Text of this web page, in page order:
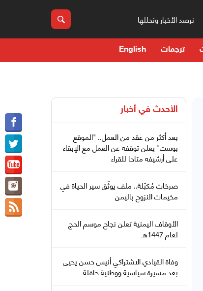
نرصد الأخبار ونحللها
ترجمات English
الأحدث في أخبار
بعد أكثر من عقد من العمل.. "الموقع
بوست" يعلن توقفه عن العمل مع الإبقاء
على أرشيفه متاحا للقراء
صرخات مُكبّلة.. ملف يوثّق سير الحياة في
مخيمات النزوح باليمن
الأوقاف اليمنية تعلن نجاح موسم الحج
لعام 1447هـ
وفاة القيادي الاشتراكي أنيس حسن يحيى
بعد مسيرة سياسية ووطنية حافلة